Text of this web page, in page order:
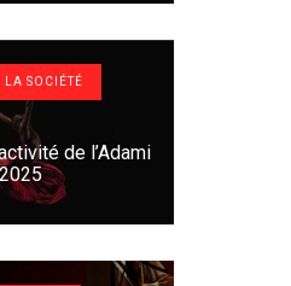
LA SOCIÉTÉ
de l’Adami
2025